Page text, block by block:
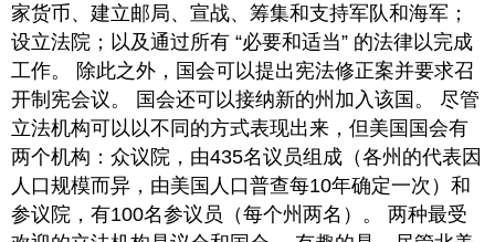
家货币、建立邮局、宣战、筹集和支持军队和海军；
设立法院；以及通过所有 “必要和适当” 的法律以完成
工作。 除此之外，国会可以提出宪法修正案并要求召
开制宪会议。 国会还可以接纳新的州加入该国。 尽管
立法机构可以以不同的方式表现出来，但美国国会有
两个机构：众议院，由435名议员组成（各州的代表因
人口规模而异，由美国人口普查每10年确定一次）和
参议院，有100名参议员（每个州两名）。 两种最受